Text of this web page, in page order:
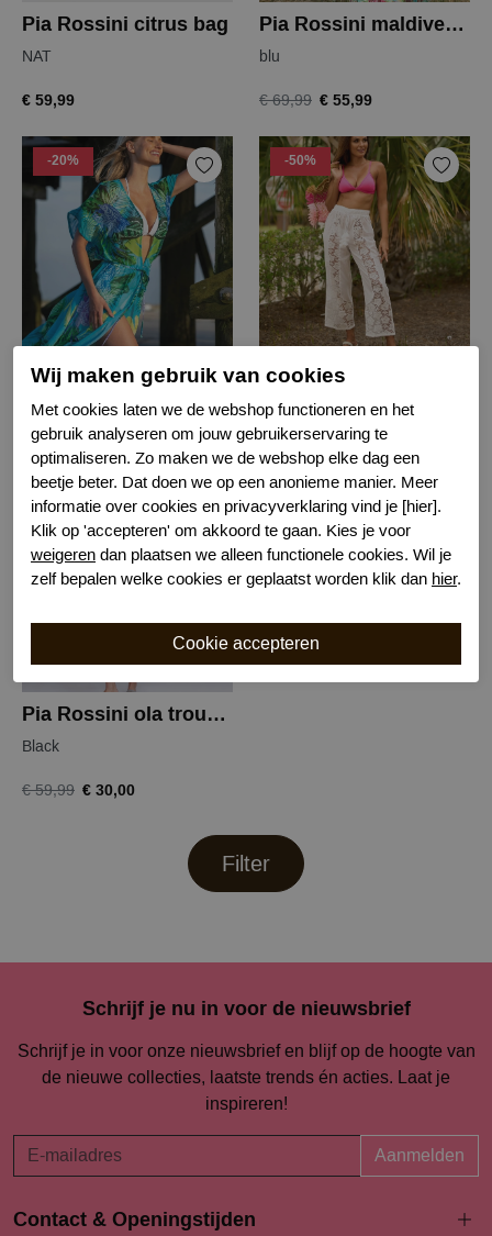
Pia Rossini citrus bag
NAT
€ 59,99
Pia Rossini maldives maxi dress
blu
€ 69,99 € 55,99
-20%
Pia Rossini marbella maxi dress
blu
€ 89,99 € 71,99
-50%
White
€ 59,99 € 30,00
-50%
Pia Rossini ola trousers
Black
€ 59,99 € 30,00
Filter
Schrijf je nu in voor de nieuwsbrief
Schrijf je in voor onze nieuwsbrief en blijf op de hoogte van
de nieuwe collecties, laatste trends én acties. Laat je
inspireren!
Aanmelden
Contact & Openingstijden
Wij maken gebruik van cookies
Met cookies laten we de webshop functioneren en het
gebruik analyseren om jouw gebruikerservaring te
optimaliseren. Zo maken we de webshop elke dag een
beetje beter. Dat doen we op een anonieme manier. Meer
informatie over cookies en privacyverklaring vind je [hier].
Klik op 'accepteren' om akkoord te gaan. Kies je voor
weigeren dan plaatsen we alleen functionele cookies. Wil je
zelf bepalen welke cookies er geplaatst worden klik dan hier.